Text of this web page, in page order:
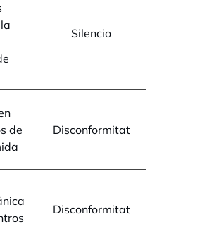
Silencio
de
Disconformitat
Disconformitat